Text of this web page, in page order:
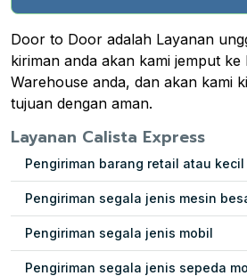
Door to Door adalah Layanan
kiriman anda akan kami jemput
Warehouse anda, dan akan kami
tujuan dengan aman.
Layanan Calista Express
Pengiriman barang retail atau kecil
Pengiriman segala jenis mesin
Pengiriman segala jenis mobil
Pengiriman segala jenis sepeda